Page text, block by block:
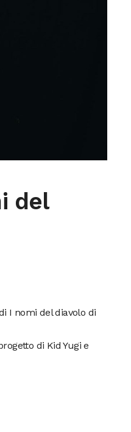
del
I nomi del diavolo di
di Kid Yugi e